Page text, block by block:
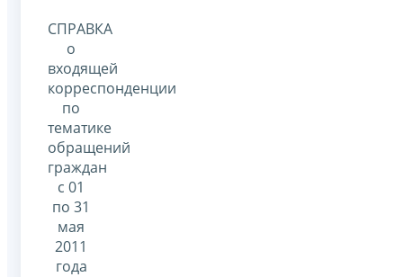
СПРАВКА
о
входящей
корреспонденции
по
тематике
обращений
граждан
с 01
по 31
мая
2011
года